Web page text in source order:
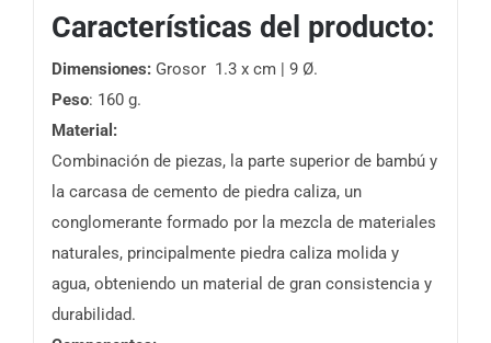
Características del producto:
Dimensiones:Grosor 1.3 x cm | 9 Ø.
Peso: 160 g.
Material:
Combinación de piezas, la parte superior de bambú y
la carcasa de cemento de piedra caliza, un
conglomerante formado por la mezcla de materiales
naturales, principalmente piedra caliza molida y
agua, obteniendo un material de gran consistencia y
durabilidad.